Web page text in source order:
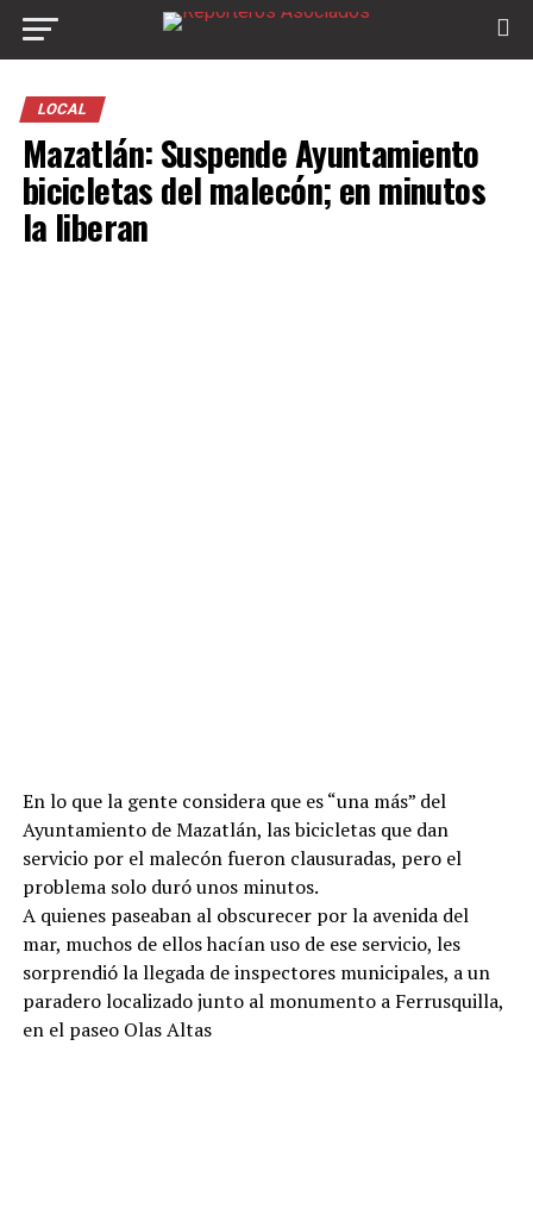
LOCAL
Mazatlán: Suspende Ayuntamiento
bicicletas del malecón; en minutos
la liberan
En lo que la gente considera que es “una más” del
Ayuntamiento de Mazatlán, las bicicletas que dan
servicio por el malecón fueron clausuradas, pero el
problema solo duró unos minutos.
A quienes paseaban al obscurecer por la avenida del
mar, muchos de ellos hacían uso de ese servicio, les
sorprendió la llegada de inspectores municipales, a un
paradero localizado junto al monumento a Ferrusquilla,
en el paseo Olas Altas